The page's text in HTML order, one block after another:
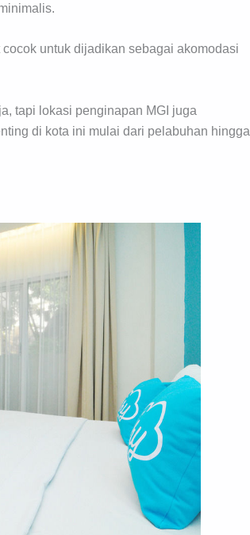
untuk dijadikan sebagai akomodasi
tapi lokasi penginapan MGI juga
di kota ini mulai dari pelabuhan hingga